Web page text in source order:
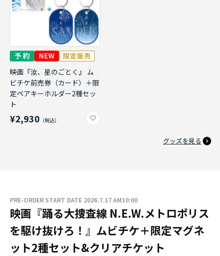
映画『汝、星のごとく』 ム
ビチケ前売券（カード）＋限
定ペアキーホルダー2種セッ
ト
¥2,930
グッズを見る
PRE-ORDER START DATE 2026.7.17 AM10:00
映画『踊る大捜査線 N.E.W.メトロポリス
を駆け抜けろ！』ムビチケ＋限定マグネ
ット2種セット&クリアチケット